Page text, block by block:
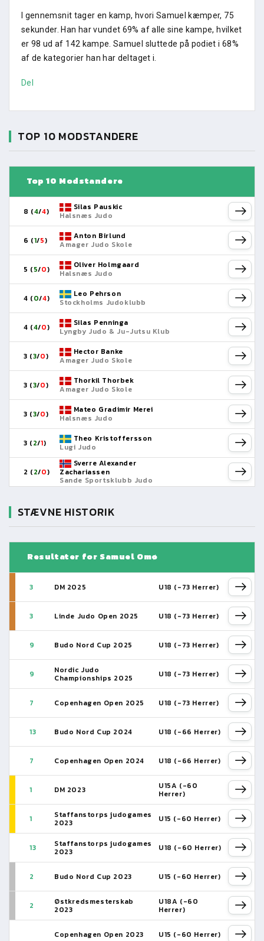
I gennemsnit tager en kamp, hvori Samuel kæmper, 75
sekunder. Han har vundet 69% af alle sine kampe, hvilket
er 98 ud af 142 kampe. Samuel sluttede på podiet i 68%
af de kategorier han har deltaget i.
Del
TOP 10 MODSTANDERE
Top 10 Modstandere
8 (4/4)
Silas Pauskic
Halsnæs Judo
6 (1/5)
Anton Birlund
Amager Judo Skole
5 (5/0)
Oliver Holmgaard
Halsnæs Judo
4 (0/4)
Leo Pehrson
Stockholms Judoklubb
4 (4/0)
Silas Penninga
Lyngby Judo & Ju-Jutsu Klub
3 (3/0)
Hector Banke
Amager Judo Skole
3 (3/0)
Thorkil Thorbek
Amager Judo Skole
3 (3/0)
Mateo Gradimir Merei
Halsnæs Judo
3 (2/1)
Theo Kristoffersson
Lugi Judo
2 (2/0)
Sverre Alexander
Zachariassen
Sande Sportsklubb Judo
STÆVNE HISTORIK
Resultater for Samuel Omø
3 DM 2025 U18 (-73 Herrer)
3 Linde Judo Open 2025 U18 (-73 Herrer)
9 Budo Nord Cup 2025 U18 (-73 Herrer)
9 Nordic Judo
Championships 2025 U18 (-73 Herrer)
7 Copenhagen Open 2025 U18 (-73 Herrer)
13 Budo Nord Cup 2024 U18 (-66 Herrer)
7 Copenhagen Open 2024 U18 (-66 Herrer)
1 DM 2023 U15A (-60
Herrer)
1 Staffanstorps judogames
2023 U15 (-60 Herrer)
13 Staffanstorps judogames
2023 U18 (-60 Herrer)
2 Budo Nord Cup 2023 U15 (-60 Herrer)
2 Østkredsmesterskab
2023
U18A (-60
Herrer)
Copenhagen Open 2023 U15 (-60 Herrer)